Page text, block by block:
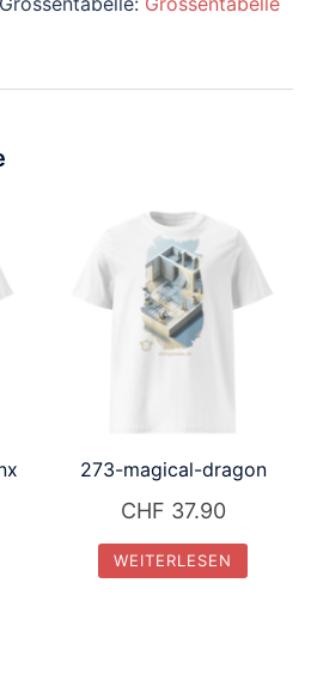
273-magical-dragon
CHF 37.90
WEITERLESEN